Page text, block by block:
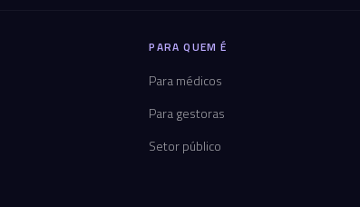
PARA QUEM É
Para médicos
Para gestoras
Setor público